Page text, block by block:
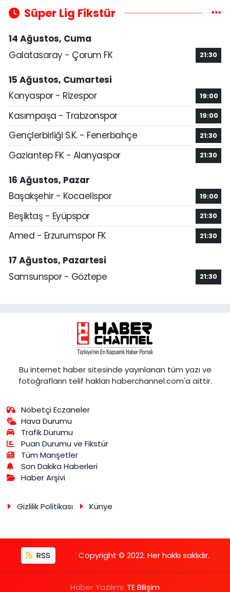
Süper Lig Fikstür
14 Ağustos, Cuma
Galatasaray - Çorum FK
21:30
15 Ağustos, Cumartesi
Konyaspor - Rizespor
19:00
Kasımpaşa - Trabzonspor 19:00
Gençlerbirliği S.K. - Fenerbahçe 21:30
Gaziantep FK - Alanyaspor 21:30
16 Ağustos, Pazar
Başakşehir - Kocaelispor
19:00
Beşiktaş - Eyüpspor 21:30
Amed - Erzurumspor FK 21:30
17 Ağustos, Pazartesi
Samsunspor - Göztepe
21:30
Bu internet haber sitesinde yayınlanan tüm yazı ve
fotoğrafların telif hakları haberchannel.com'a aittir.
Nöbetçi Eczaneler
Hava Durumu
Trafik Durumu
Puan Durumu ve Fikstür
Tüm Manşetler
Son Dakika Haberleri
Haber Arşivi
Gizlilik Politikası Künye
RSS Copyright © 2022. Her hakkı saklıdır.
Haber Yazılımı: TE Bilişim